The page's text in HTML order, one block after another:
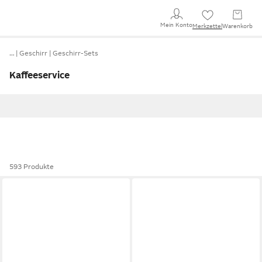
Mein KontoMerkzettel Warenkorb
… Geschirr Geschirr-Sets
Kaffeeservice
593 Produkte